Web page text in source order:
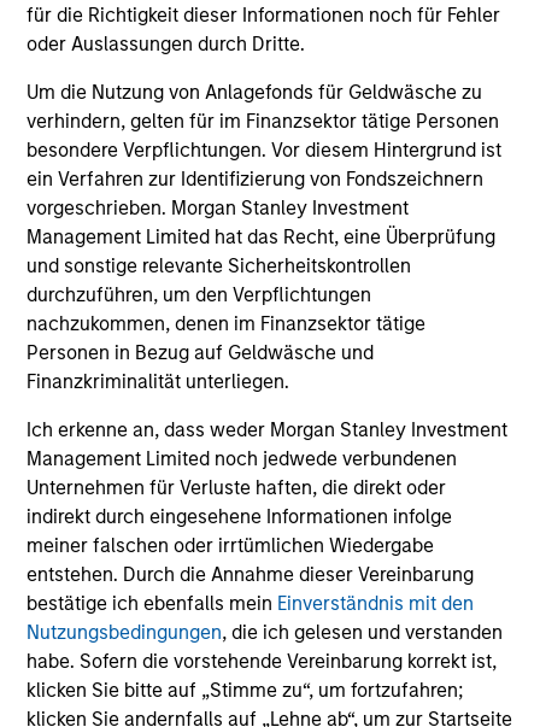
für die Richtigkeit dieser Informationen noch für Fehler
oder Auslassungen durch Dritte.
Um die Nutzung von Anlagefonds für Geldwäsche zu
verhindern, gelten für im Finanzsektor tätige Personen
besondere Verpflichtungen. Vor diesem Hintergrund ist
ein Verfahren zur Identifizierung von Fondszeichnern
vorgeschrieben. Morgan Stanley Investment
Management Limited hat das Recht, eine Überprüfung
und sonstige relevante Sicherheitskontrollen
durchzuführen, um den Verpflichtungen
nachzukommen, denen im Finanzsektor tätige
Personen in Bezug auf Geldwäsche und
Finanzkriminalität unterliegen.
Ich erkenne an, dass weder Morgan Stanley Investment
Management Limited noch jedwede verbundenen
Unternehmen für Verluste haften, die direkt oder
indirekt durch eingesehene Informationen infolge
meiner falschen oder irrtümlichen Wiedergabe
entstehen. Durch die Annahme dieser Vereinbarung
bestätige ich ebenfalls mein Einverständnis mit den
Nutzungsbedingungen, die ich gelesen und verstanden
habe. Sofern die vorstehende Vereinbarung korrekt ist,
klicken Sie bitte auf „Stimme zu“, um fortzufahren;
klicken Sie andernfalls auf „Lehne ab“, um zur Startseite
5
PRECISION
Parametric Multifactor Strategies provide targeted and
calibrated factor risk exposures.
Thoughtful portfolio construction delivers full market
exposure while mitigating unintended portfolio risks.
Investment Approach
Parametric’s Multifactor Strategies were introduced to
diversify away from the cyclicity risk of factor returns in
a risk-controlled, liquid, and low-cost manner by
trimming exposures when factor volatility increases or
performance lags, and leaning into factors with more
favorable risk-adjusted performance. To achieve this, we
use an integrated optimization approach, which allocates
risk across target factors, maximizing exposure to